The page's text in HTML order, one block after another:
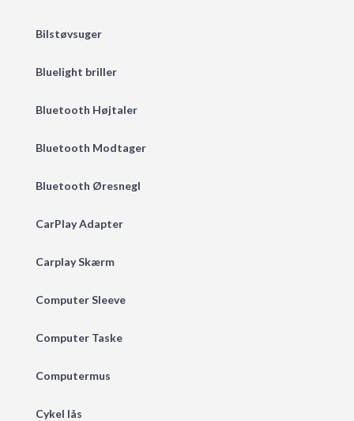
Bilstøvsuger
Bluelight briller
Bluetooth Højtaler
Bluetooth Modtager
Bluetooth Øresnegl
CarPlay Adapter
Carplay Skærm
Computer Sleeve
Computer Taske
Computermus
Cykel lås